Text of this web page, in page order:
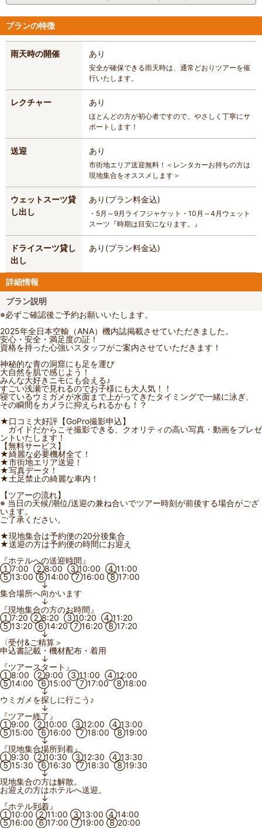
プランの特徴
雨天時の開催 あり
安全が確保できる雨天時は、通常どおりツアーを催
行いたします。
レクチャー あり
ほとんどの方が初心者ですので、やさしく丁寧にサ
ポートします！
送迎 あり
市街地エリア送迎無料！＜レンタカーお持ちの方は
現地集合をオススメします＞
ウェットスーツ貸
し出し
あり(プラン料金込)
・5月～9月ライフジャケット・10月～4月ウェット
スーツ『時期は目安になります。』
ドライスーツ貸し
出し
あり(プラン料金込)
詳細情報
プラン説明
※必ずご確認後ご予約お願いいたします。
2025年全日本空輸（ANA）機内誌掲載させていただきました。
安心・安全・満足度の証！
資格を持った心強いスタッフがご案内させていただきます！
神秘的な青の洞窟にも足を運び
大自然を肌で感じよう！
みんな大好きニモにも会える♪
すごい浅瀬で見れるのでお子様にも大人気！！
寝ているウミガメが水面まで上がってきたタイミングで一緒に泳ぎ、
その瞬間をカメラに抑えられるかも！？
★口コミ大好評【GoPro撮影申込】
ガイドだからこそ撮影できる、クオリティの高い写真・動画をプレゼ
ントいたします！
【無料サービス】
★綺麗な必要機材全て！
★市街地エリア送迎！
★写真データ！
★土足禁止の綺麗な車内！
【ツアーの流れ】
※ 当日の天候/潮位/送迎の兼ね合いでツアー時刻が前後する場合がござ
います。
ご了承ください。
★現地集合は予約便の20分後集合
★送迎の方は予約便の時間にお迎え
『ホテルへの送迎時間』
①7:00 ②8:00 ③10:00 ④11:00
⑤13:00 ⑥14:00 ⑦16:00 ⑧17:00
↓
集合場所へ向かいます
↓
『現地集合の方のお時間』
①7:20 ②8:20 ③10:20 ④11:20
⑤13:20 ⑥14:20 ⑦16:20 ⑧17:20
↓
〈受付&ご精算＞
申込書記載・機材配布・着用
↓
『ツアースタート』
①8:00 ②9:00 ③11:00 ④12:00
⑤14:00 ⑥15:00 ⑦17:00 ⑧18:00
↓
ウミガメを探しに行こう♪
↓
『ツアー終了』
①9:00 ②10:00 ③12:00 ④13:00
⑤15:00 ⑥16:00 ⑦18:00 ⑧19:00
↓
『現地集合場所到着』
①9:30 ②10:30 ③12:30 ④13:30
⑤15:30 ⑥16:30 ⑦18:30 ⑧19:30
↓
現地集合の方は解散。
お迎えの方はホテルへ送迎。
↓
『ホテル到着』
①10:00 ②11:00 ③13:00 ④14:00
⑤16:00 ⑥17:00 ⑦19:00 ⑧20:00